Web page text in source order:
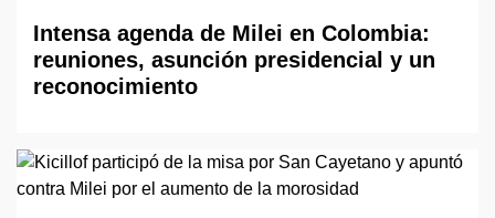
Intensa agenda de Milei en Colombia:
reuniones, asunción presidencial y un
reconocimiento